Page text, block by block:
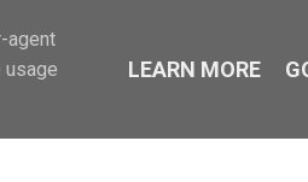
agent
usage
LEARN MORE